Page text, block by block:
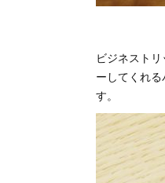
ビジネスト
ーしてくれ
す。